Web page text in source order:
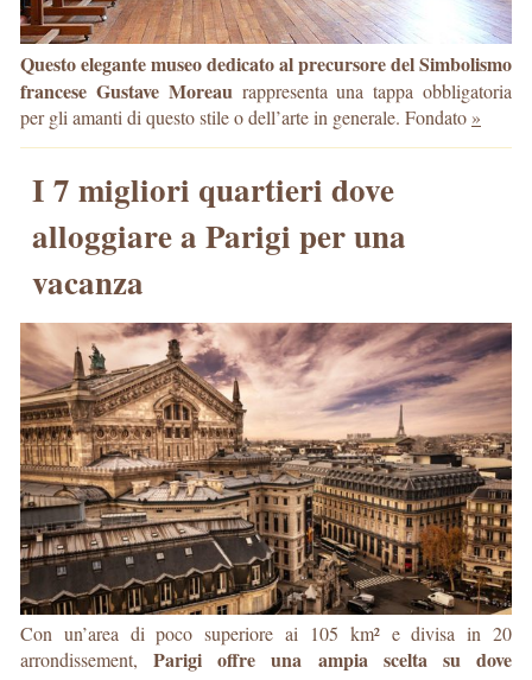
Questo elegante museo dedicato al precursore del Simbolismo
francese Gustave Moreau rappresenta una tappa obbligatoria
per gli amanti di questo stile o dell’arte in generale. Fondato »
I 7 migliori quartieri dove
alloggiare a Parigi per una
vacanza
Con un’area di poco superiore ai 105 km² e divisa in 20
arrondissement,Parigi offre una ampia scelta su dove